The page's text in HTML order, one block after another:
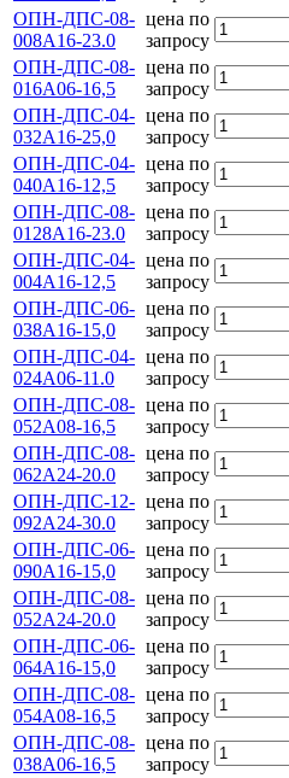
ОПН-ДПС-08-
008А16-23.0
цена по
запросу
ОПН-ДПС-08-
016А06-16,5
цена по
запросу
ОПН-ДПС-04-
032А16-25,0
цена по
запросу
ОПН-ДПС-04-
040А16-12,5
цена по
запросу
ОПН-ДПС-08-
0128А16-23.0
цена по
запросу
ОПН-ДПС-04-
004А16-12,5
цена по
запросу
ОПН-ДПС-06-
038А16-15,0
цена по
запросу
ОПН-ДПС-04-
024А06-11.0
цена по
запросу
ОПН-ДПС-08-
052А08-16,5
цена по
запросу
ОПН-ДПС-08-
062А24-20.0
цена по
запросу
ОПН-ДПС-12-
092А24-30.0
цена по
запросу
ОПН-ДПС-06-
090А16-15,0
цена по
запросу
ОПН-ДПС-08-
052А24-20.0
цена по
запросу
ОПН-ДПС-06-
064А16-15,0
цена по
запросу
ОПН-ДПС-08-
054А08-16,5
цена по
запросу
ОПН-ДПС-08-
038А06-16,5
цена по
запросу